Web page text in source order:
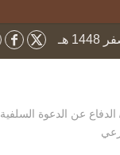
الدفاع عن الدعوة السلفية